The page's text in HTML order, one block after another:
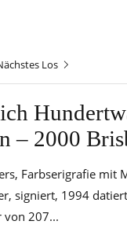
Los
– 2000
Farbserigrafie mit
signiert, 1994
von 207...